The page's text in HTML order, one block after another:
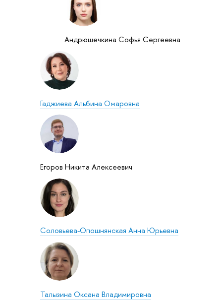
Андрюшечкина Софья Сергеевна
Гаджиева Альбина Омаровна
Егоров Никита Алексеевич
Соловьева-Опошнянская Анна Юрьевна
Талызина Оксана Владимировна